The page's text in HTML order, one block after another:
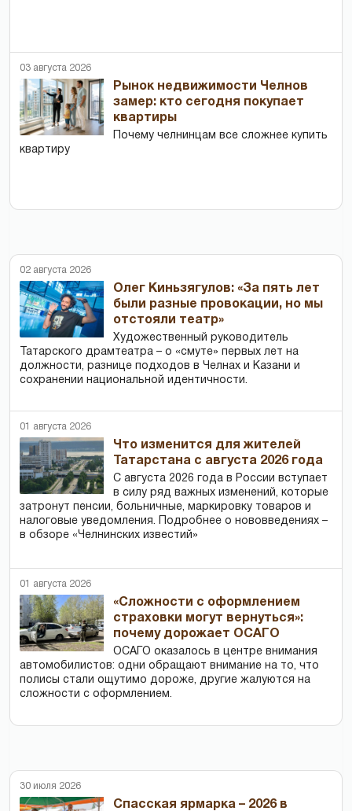
03 августа 2026
Рынок недвижимости Челнов
замер: кто сегодня покупает
квартиры
Почему челнинцам все сложнее купить
квартиру
02 августа 2026
Олег Киньзягулов: «За пять лет
были разные провокации, но мы
отстояли театр»
Художественный руководитель
Татарского драмтеатра – о «смуте» первых лет на
должности, разнице подходов в Челнах и Казани и
сохранении национальной идентичности.
01 августа 2026
Что изменится для жителей
Татарстана с августа 2026 года
С августа 2026 года в России вступает
в силу ряд важных изменений, которые
затронут пенсии, больничные, маркировку товаров и
налоговые уведомления. Подробнее о нововведениях –
в обзоре «Челнинских известий»
01 августа 2026
«Сложности с оформлением
страховки могут вернуться»:
почему дорожает ОСАГО
ОСАГО оказалось в центре внимания
автомобилистов: одни обращают внимание на то, что
полисы стали ощутимо дороже, другие жалуются на
сложности с оформлением.
30 июля 2026
Спасская ярмарка – 2026 в